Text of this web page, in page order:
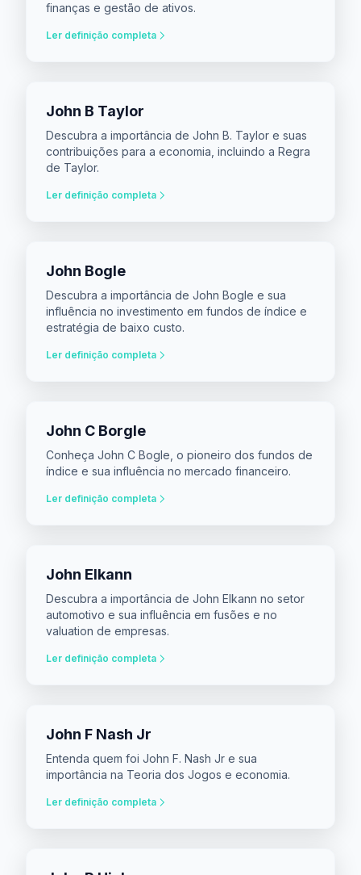
finanças e gestão de ativos.
Ler definição completa
John B Taylor
Descubra a importância de John B. Taylor e suas
contribuições para a economia, incluindo a Regra
de Taylor.
Ler definição completa
John Bogle
Descubra a importância de John Bogle e sua
influência no investimento em fundos de índice e
estratégia de baixo custo.
Ler definição completa
John C Borgle
Conheça John C Bogle, o pioneiro dos fundos de
índice e sua influência no mercado financeiro.
Ler definição completa
John Elkann
Descubra a importância de John Elkann no setor
automotivo e sua influência em fusões e no
valuation de empresas.
Ler definição completa
John F Nash Jr
Entenda quem foi John F. Nash Jr e sua
importância na Teoria dos Jogos e economia.
Ler definição completa